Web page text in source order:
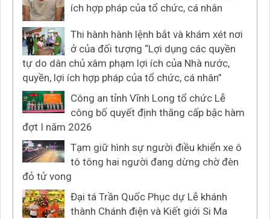
ích hợp pháp của tổ chức, cá nhân
Thi hành hành lệnh bắt và khám xét nơi
ở của đối tượng “Lợi dụng các quyền
tự do dân chủ xâm phạm lợi ích của Nhà nước,
quyền, lợi ích hợp pháp của tổ chức, cá nhân”
Công an tỉnh Vĩnh Long tổ chức Lễ
công bố quyết định thăng cấp bậc hàm
đợt I năm 2026
Tạm giữ hình sự người điều khiển xe ô
tô tông hai người đang dừng chờ đèn
đỏ tử vong
Đại tá Trần Quốc Phục dự Lễ khánh
thành Chánh điện và Kiết giới Si Ma